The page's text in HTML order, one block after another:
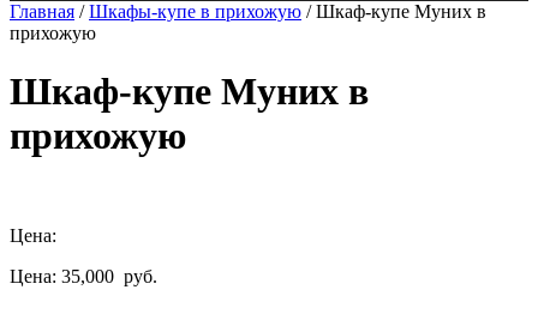
Главная /Шкафы-купе в прихожую / Шкаф-купе Муних в
прихожую
Шкаф-купе Муних в
прихожую
Цена:
Цена: 35,000 руб.